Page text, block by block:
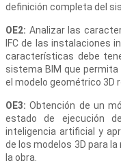
definición completa del
OE2: Analizar las
IFC de las instalaciones
características debe
sistema BIM que
el modelo geométrico 3D
OE3: Obtención de un
estado de ejecución
inteligencia artificial y
de los modelos 3D para
la obra.